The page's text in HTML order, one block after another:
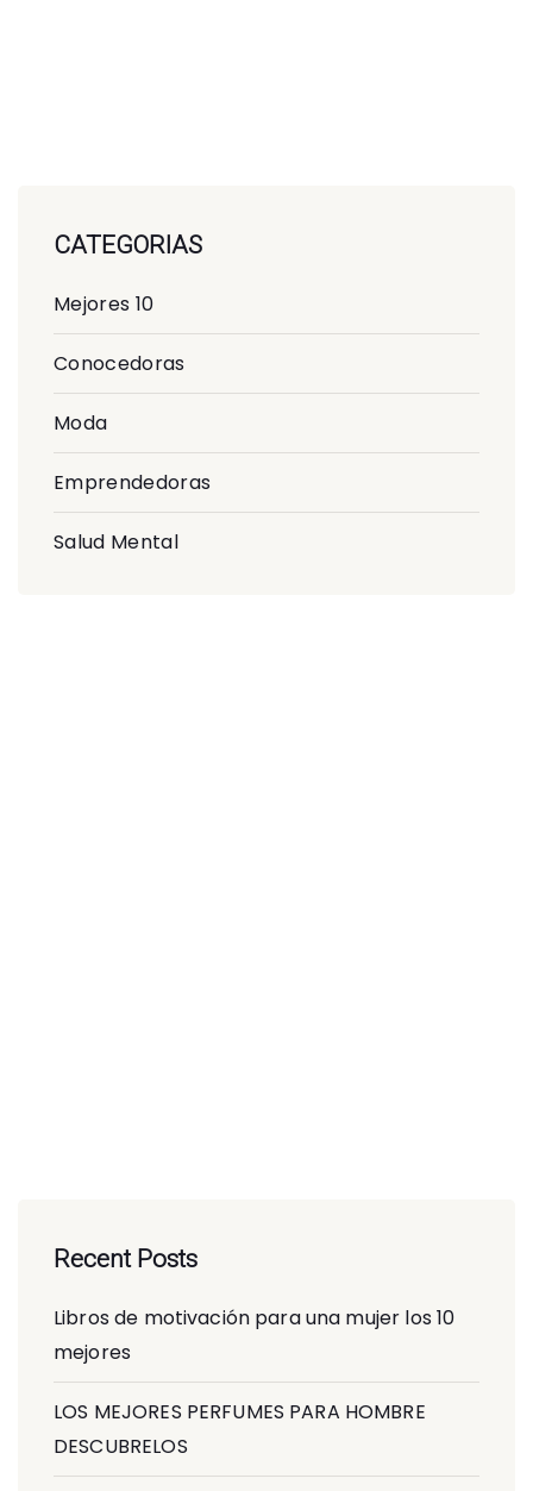
CATEGORIAS
Mejores 10
Conocedoras
Moda
Emprendedoras
Salud Mental
Recent Posts
Libros de motivación para una mujer los 10
mejores
LOS MEJORES PERFUMES PARA HOMBRE
DESCUBRELOS